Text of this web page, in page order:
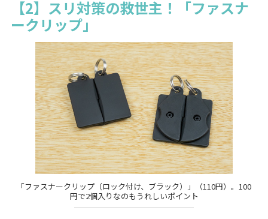
【2】スリ対策の救世主！「ファスナ
ークリップ」
「ファスナークリップ（ロック付け、ブラック）」（110円）。100
円で2個入りなのもうれしいポイント